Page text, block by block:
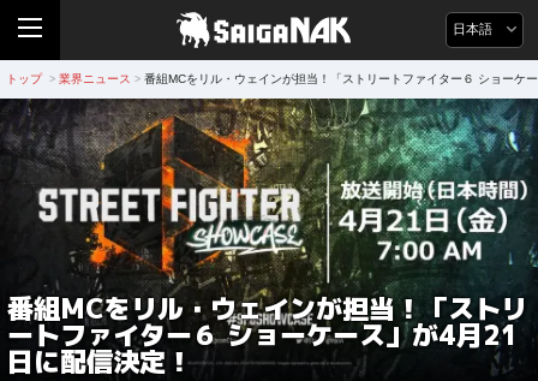
日本語
トップ > 業界ニュース > 番組MCをリル・ウェインが担当！「ストリートファイター６ ショーケ
番組MCをリル・ウェインが担当！「ストリ
ートファイター６ ショーケース」が4月21
日に配信決定！